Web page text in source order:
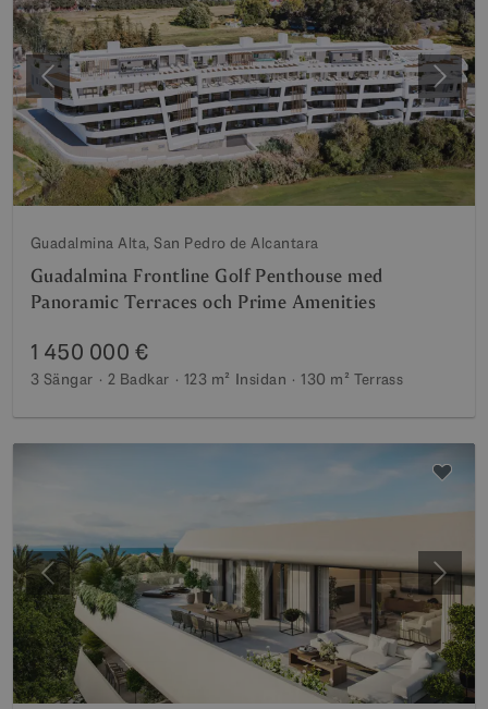
Föregående Nästa
Guadalmina Alta, San Pedro de Alcantara
Guadalmina Frontline Golf Penthouse med
Panoramic Terraces och Prime Amenities
1 450 000 €
3 Sängar 2 Badkar 123 m² Insidan 130 m² Terrass
Föregående Nästa